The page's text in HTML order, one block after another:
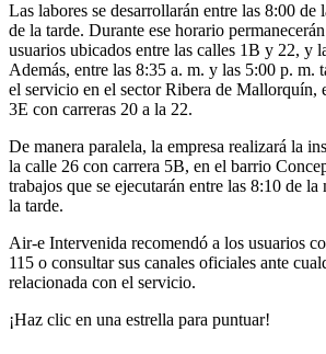
Las labores se desarrollarán entre las 8:00 de
de la tarde. Durante ese horario
usuarios ubicados entre las calles 1B y 22, y
Además, entre las 8:35 a. m. y las 5:00 p. m.
el servicio en el sector Ribera de Mallorquín,
3E con carreras 20 a la 22.
De manera paralela, la empresa realizará la
la calle 26 con carrera 5B, en el barrio
trabajos que se ejecutarán entre las 8:10 de la
la tarde.
Air-e Intervenida recomendó a los usuarios
115 o consultar sus canales oficiales ante
relacionada con el servicio.
¡Haz clic en una estrella para puntuar!